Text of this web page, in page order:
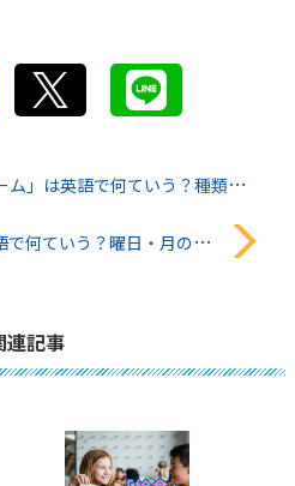
で何ていう？種類別の英語表現＆親子で使えるフレーズを紹介
日・月の英語や親子で使えるフレーズを紹介
連記事